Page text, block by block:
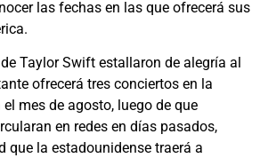
las fechas en las que ofrecerá sus
Taylor Swift estallaron de alegría al
ofrecerá tres conciertos en la
mes de agosto, luego de que
en redes en días pasados,
que la estadounidense traerá a